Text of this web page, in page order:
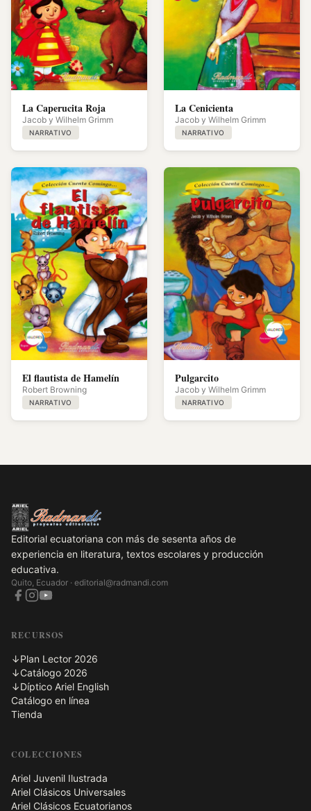
La Caperucita Roja
Jacob y Wilhelm Grimm
NARRATIVO
La Cenicienta
Jacob y Wilhelm Grimm
NARRATIVO
El flautista de Hamelín
Robert Browning
NARRATIVO
Pulgarcito
Jacob y Wilhelm Grimm
NARRATIVO
Editorial ecuatoriana con más de sesenta años de
experiencia en literatura, textos escolares y producción
educativa.
Quito, Ecuador · editorial@radmandi.com
RECURSOS
↓Plan Lector 2026
↓Catálogo 2026
↓Díptico Ariel English
Catálogo en línea
Tienda
COLECCIONES
Ariel Juvenil Ilustrada
Ariel Clásicos Universales
Ariel Clásicos Ecuatorianos